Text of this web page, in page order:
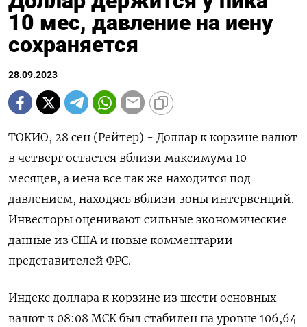
10 мес, давление на иену
сохраняется
28.09.2023
ТОКИО, 28 сен (Рейтер) - Доллар к корзине валют
в четверг остается вблизи максимума 10
месяцев, а иена все так же находится под
давлением, находясь вблизи зоны интервенций.
Инвесторы оценивают сильные экономические
данные из США и новые комментарии
представителей ФРС.
Индекс доллара к корзине из шести основных
валют к 08:08 МСК был стабилен на уровне 106,64​